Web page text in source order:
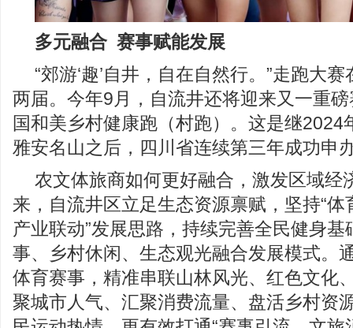
多元融合 赛事赋能发展
“郊游‘趣’自井，自在自然行。”走跑大
两届。今年9月，自流井还将迎来又一重
国和美乡村健康跑（村跑）。这是继2024
雅安名山之后，四川省连续第三年成功申
农文体旅商如何更好融合，激发区域经
来，自流井区立足生态资源禀赋，坚持“
产业联动”发展思路，持续完善全民健身
事、乡村休闲、生态观光融合发展模式。
体育赛事，精准串联山林风光、红色文化
聚城市人气、汇聚消费流量、盘活乡村资